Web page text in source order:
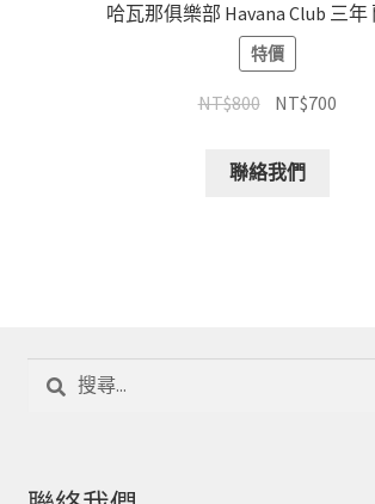
哈瓦那俱樂部 Havana Club 三年
特價
NT$800 NT$700
聯絡我們
字: